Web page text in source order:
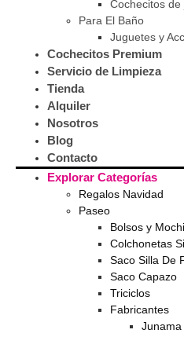
Cochecitos de
Para El Baño
Juguetes y
Cochecitos Premium
Servicio de Limpieza
Tienda
Alquiler
Nosotros
Blog
Contacto
Explorar Categorías
Regalos Navidad
Paseo
Bolsos y
Colchonetas
Saco Silla De
Saco Capazo
Triciclos
Fabricantes
Junama